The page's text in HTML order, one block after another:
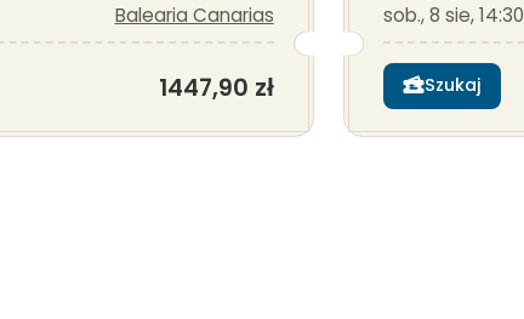
Balearia Canarias
1447,90 zł
sob., 8 sie, 14:30
Szukaj